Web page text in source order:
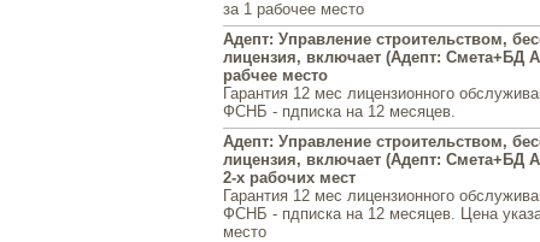
за 1 рабочее место
Адепт: Управление строительством,
лицензия, включает (Адепт: Смета+БД
рабчее место
Гарантия 12 мес лицензионного
ФСНБ - пдписка на 12 месяцев.
Адепт: Управление строительством,
лицензия, включает (Адепт: Смета+БД
2-х рабочих мест
Гарантия 12 мес лицензионного
ФСНБ - пдписка на 12 месяцев. Цена
место